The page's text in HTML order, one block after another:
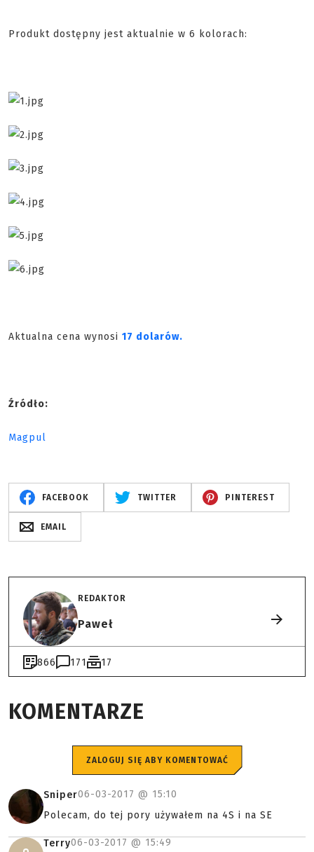
Produkt dostępny jest aktualnie w 6 kolorach:
Aktualna cena wynosi 17 dolarów.
Źródło:
Magpul
FACEBOOK TWITTER PINTEREST
EMAIL
REDAKTOR
Paweł
866 171 17
KOMENTARZE
ZALOGUJ SIĘ ABY KOMENTOWAĆ
Sniper06-03-2017 @ 15:10
Polecam, do tej pory używałem na 4S i na SE
Terry06-03-2017 @ 15:49